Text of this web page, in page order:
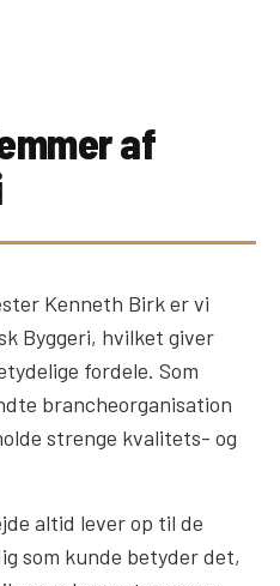
af
Kenneth Birk er vi
Byggeri, hvilket giver
fordele. Som
brancheorganisation
strenge kvalitets- og
altid lever op til de
som kunde betyder det,